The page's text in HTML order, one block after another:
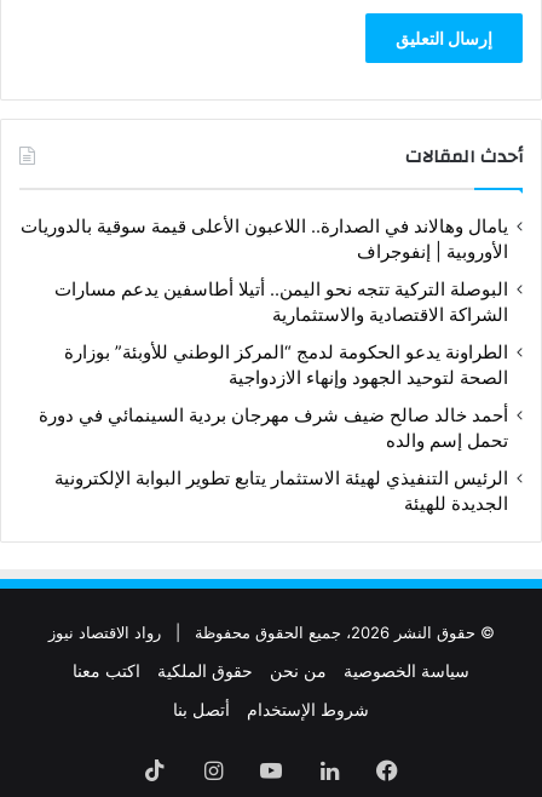
أحدث المقالات
يامال وهالاند في الصدارة.. اللاعبون الأعلى قيمة سوقية بالدوريات
الأوروبية | إنفوجراف
البوصلة التركية تتجه نحو اليمن.. أتيلا أطاسفين يدعم مسارات
الشراكة الاقتصادية والاستثمارية
الطراونة يدعو الحكومة لدمج “المركز الوطني للأوبئة” بوزارة
الصحة لتوحيد الجهود وإنهاء الازدواجية
أحمد خالد صالح ضيف شرف مهرجان بردية السينمائي في دورة
تحمل إسم والده
الرئيس التنفيذي لهيئة الاستثمار يتابع تطوير البوابة الإلكترونية
الجديدة للهيئة
© حقوق النشر 2026، جميع الحقوق محفوظة | رواد الاقتصاد نيوز
سياسة الخصوصية من نحن حقوق الملكية
اكتب معنا
شروط الإستخدام
أتصل بنا
فيسبوكلينكدإن‫YouTubeانستقرام